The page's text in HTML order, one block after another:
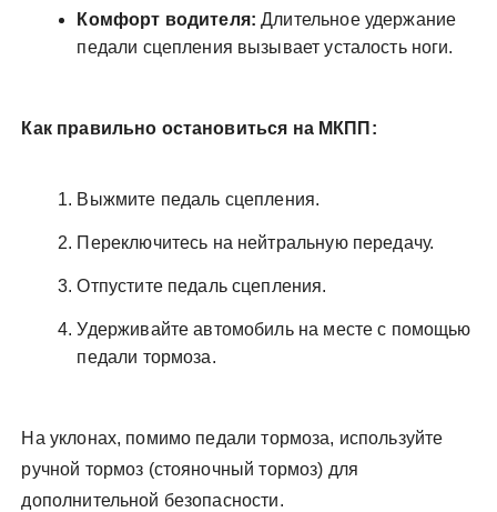
Комфорт водителя: Длительное удержание
педали сцепления вызывает усталость ноги.
Как правильно остановиться на МКПП:
Выжмите педаль сцепления.
Переключитесь на нейтральную передачу.
Отпустите педаль сцепления.
Удерживайте автомобиль на месте с помощью
педали тормоза.
На уклонах, помимо педали тормоза, используйте
ручной тормоз (стояночный тормоз) для
дополнительной безопасности.